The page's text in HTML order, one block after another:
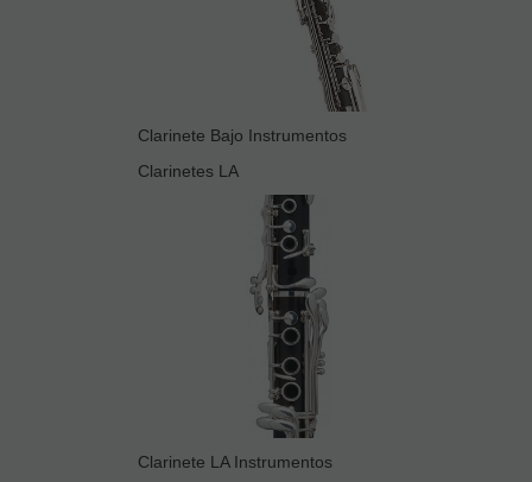
Clarinete Bajo Instrumentos
Clarinetes LA
Clarinete LA Instrumentos